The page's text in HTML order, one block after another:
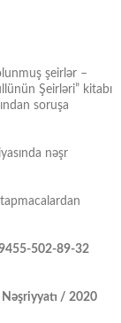
şeirlər –
Şeirləri” kitabı
soruşa
nəşr
502-89-32
Nəşriyyatı / 2020